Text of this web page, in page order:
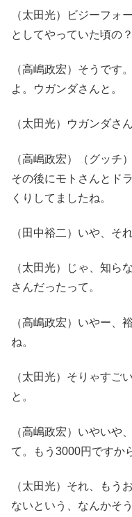
（太田光）ビジーフォ
としてやっていた頃の？
（高嶋政宏）そうです
よ。ウガンダさんと。
（太田光）ウガンダさ
（高嶋政宏）（グッチ
その後にモトさんとド
くりしてましたね。
（田中裕二）いや、そ
（太田光）じゃ、知ら
さんだったって。
（高嶋政宏）いやー、
ね。
（太田光）そりゃすご
と。
（高嶋政宏）いやいや
て。もう3000円ですか
（太田光）それ、もう
ないという、なんかそ